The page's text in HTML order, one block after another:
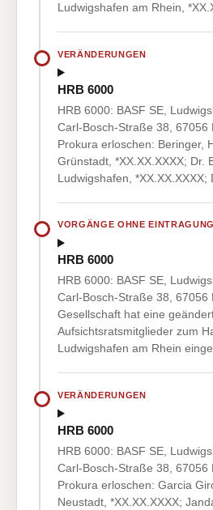
Ludwigshafen am Rhein,
VERÄNDERUNGEN
HRB 6000
HRB 6000: BASF SE,
Carl-Bosch-Straße 38, 67056
Prokura erloschen: Beringer,
Grünstadt, *XX.XX.XXXX; Dr.
Ludwigshafen, *XX.XX.XXXX;
VORGÄNGE OHNE EINTRAGUNG
HRB 6000
HRB 6000: BASF SE,
Carl-Bosch-Straße 38, 67056
Gesellschaft hat eine
Aufsichtsratsmitglieder zum
Ludwigshafen am Rhein
VERÄNDERUNGEN
HRB 6000
HRB 6000: BASF SE,
Carl-Bosch-Straße 38, 67056
Prokura erloschen: Garcia
Neustadt, *XX.XX.XXXX;